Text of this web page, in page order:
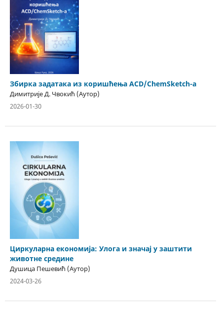
Збирка задатака из коришћења ACD/ChemSketch-a
Димитрије Д. Чвокић (Аутор)
2026-01-30
Циркуларна економија: Улога и значај у заштити
животне средине
Душица Пешевић (Аутор)
2024-03-26